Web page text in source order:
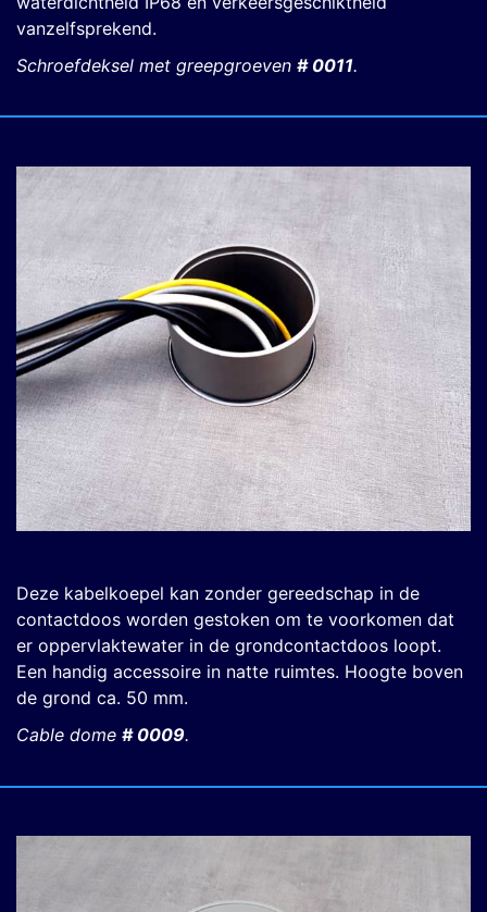
vanzelfsprekend.
Schroefdeksel met greepgroeven # 0011.
Deze kabelkoepel kan zonder gereedschap in de
contactdoos worden gestoken om te voorkomen dat
er oppervlaktewater in de grondcontactdoos loopt.
Een handig accessoire in natte ruimtes. Hoogte boven
de grond ca. 50 mm.
Cable dome # 0009.